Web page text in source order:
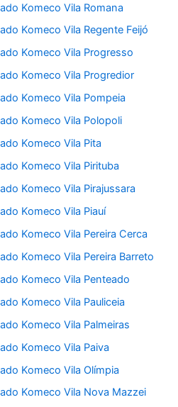
Komeco Vila Romana
Komeco Vila Regente Feijó
Komeco Vila Progresso
Komeco Vila Progredior
Komeco Vila Pompeia
Komeco Vila Polopoli
Komeco Vila Pita
Komeco Vila Pirituba
Komeco Vila Pirajussara
Komeco Vila Piauí
Komeco Vila Pereira Cerca
Komeco Vila Pereira Barreto
Komeco Vila Penteado
Komeco Vila Pauliceia
Komeco Vila Palmeiras
Komeco Vila Paiva
Komeco Vila Olímpia
Komeco Vila Nova Mazzei